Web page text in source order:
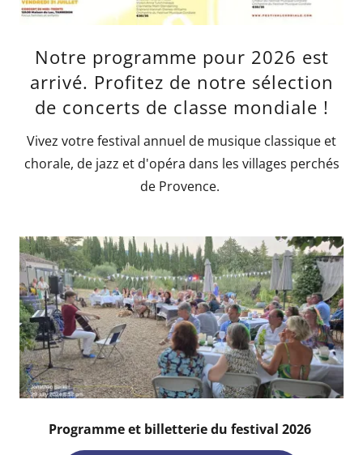
Notre programme pour 2026 est
arrivé. Profitez de notre sélection
de concerts de classe mondiale !
Vivez votre festival annuel de musique classique et
chorale, de jazz et d'opéra dans les villages perchés
de Provence.
Programme et billetterie du festival 2026